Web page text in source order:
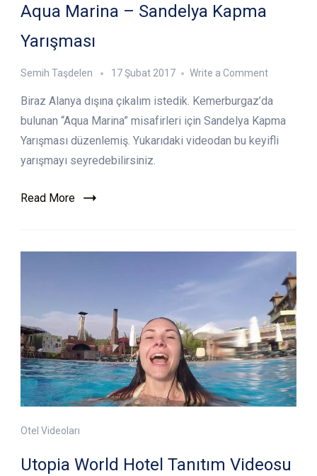
Aqua Marina – Sandelya Kapma
Yarışması
Semih Taşdelen 17 Şubat 2017 Write a Commenton
Marina
–
Kapma
Biraz Alanya dışına çıkalım istedik. Kemerburgaz’da
bulunan “Aqua Marina” misafirleri için Sandelya Kapma
Yarışması düzenlemiş. Yukarıdaki videodan bu keyifli
yarışmayı seyredebilirsiniz.
Read More
Otel Videoları
Utopia World Hotel Tanıtım Videosu